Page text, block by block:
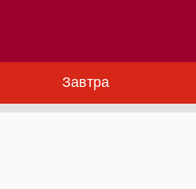
Завтра